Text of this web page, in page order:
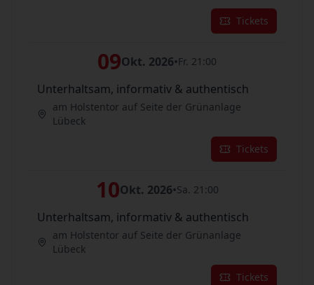
Tickets
09Okt. 2026•Fr. 21:00
Unterhaltsam, informativ & authentisch
am Holstentor auf Seite der Grünanlage
Lübeck
Tickets
10Okt. 2026•Sa. 21:00
Unterhaltsam, informativ & authentisch
am Holstentor auf Seite der Grünanlage
Lübeck
Tickets